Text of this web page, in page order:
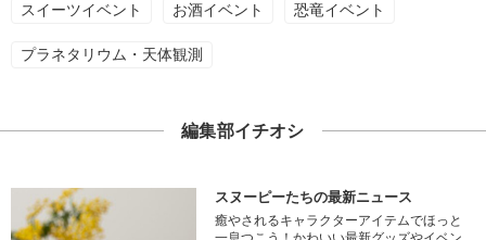
スイーツイベント お酒イベント 恐竜イベント
プラネタリウム・天体観測
編集部イチオシ
スヌーピーたちの最新ニュース
癒やされるキャラクターアイテムでほっと